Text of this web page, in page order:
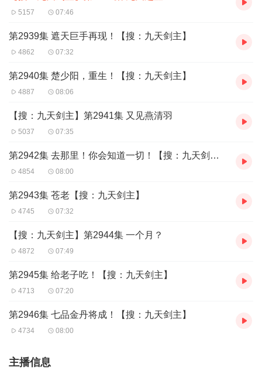
5157 07:46
第2939集 遮天巨手再现！【搜：九天剑主】
4862 07:32
第2940集 楚少阳，重生！【搜：九天剑主】
4887 08:06
【搜：九天剑主】第2941集 又见燕清羽
5037 07:35
第2942集 去那里！你会知道一切！【搜：九天剑主】
4854 08:00
第2943集 苍老【搜：九天剑主】
4745 07:32
【搜：九天剑主】第2944集 一个月？
4872 07:49
第2945集 给老子吃！【搜：九天剑主】
4713 07:20
第2946集 七品金丹将成！【搜：九天剑主】
4734 08:00
主播信息